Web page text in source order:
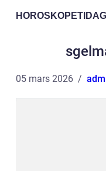
05 mars 2026